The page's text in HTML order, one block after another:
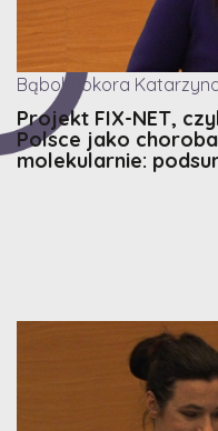
Bąbol-Pokora
Projekt FIX-NET,
Polsce jako
molekularnie: